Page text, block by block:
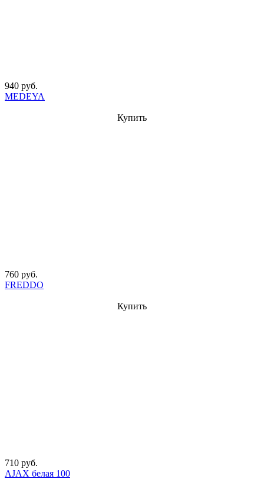
940 руб.
MEDEYA
Купить
760 руб.
FREDDO
Купить
710 руб.
AJAX белая 100